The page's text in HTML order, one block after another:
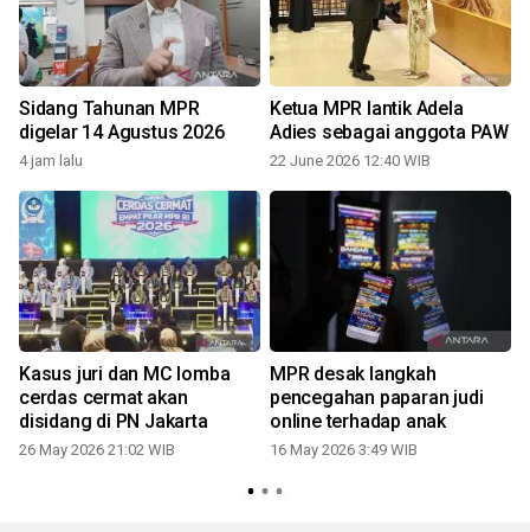
Sidang Tahunan MPR
digelar 14 Agustus 2026
4 jam lalu
Ketua MPR lantik Adela
Adies sebagai anggota PAW
22 June 2026 12:40 WIB
Kasus juri dan MC lomba
cerdas cermat akan
disidang di PN Jakarta
26 May 2026 21:02 WIB
MPR desak langkah
pencegahan paparan judi
online terhadap anak
16 May 2026 3:49 WIB